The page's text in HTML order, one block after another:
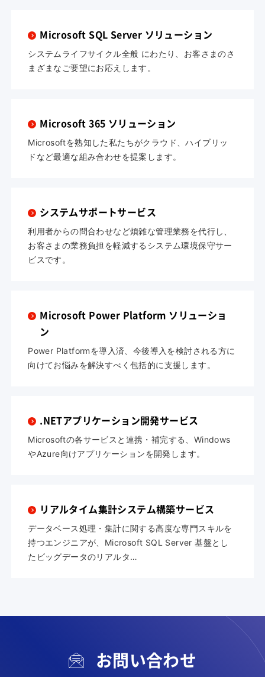
Microsoft SQL Server ソリューション
システムライフサイクル全般 にわたり、お客さまのさ
まざまなご要望にお応えします。
Microsoft 365 ソリューション
Microsoftを熟知した私たちがクラウド、ハイブリッ
ドなど最適な組み合わせを提案します。
システムサポートサービス
利用者からの問合わせなど煩雑な管理業務を代行し、
お客さまの業務負担を軽減するシステム環境保守サー
ビスです。
Microsoft Power Platform ソリューショ
ン
Power Platformを導入済、今後導入を検討される方に
向けてお悩みを解決すべく包括的に支援します。
.NETアプリケーション開発サービス
Microsoftの各サービスと連携・補完する、Windows
やAzure向けアプリケーションを開発します。
リアルタイム集計システム構築サービス
データベース処理・集計に関する高度な専門スキルを
持つエンジニアが、Microsoft SQL Server 基盤とし
たビッグデータのリアルタ…
お問い合わせ